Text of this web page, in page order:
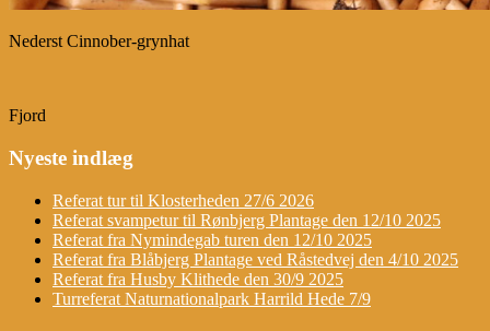
Nederst Cinnober-grynhat
Fjord
Nyeste indlæg
Referat tur til Klosterheden 27/6 2026
Referat svampetur til Rønbjerg Plantage den 12/10 2025
Referat fra Nymindegab turen den 12/10 2025
Referat fra Blåbjerg Plantage ved Råstedvej den 4/10 2025
Referat fra Husby Klithede den 30/9 2025
Turreferat Naturnationalpark Harrild Hede 7/9